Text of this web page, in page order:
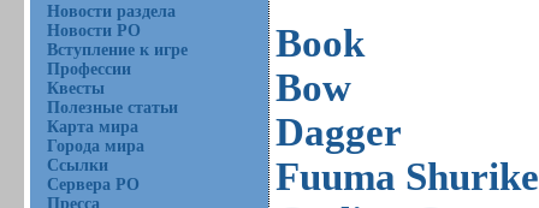
Новости раздела
Новости РО
Вступление к игре
Профессии
Квесты
Полезные статьи
Карта мира
Города мира
Ссылки
Сервера РО
Пресса
Book
Bow
Dagger
Fuuma